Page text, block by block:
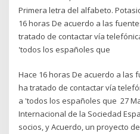
Primera letra del alfabeto.
16 horas De acuerdo a las
tratado de contactar vía
'todos los españoles que
Hace 16 horas De acuerdo a las
ha tratado de contactar vía
a 'todos los españoles que 27
Internacional de la Sociedad
socios, y Acuerdo, un proyecto